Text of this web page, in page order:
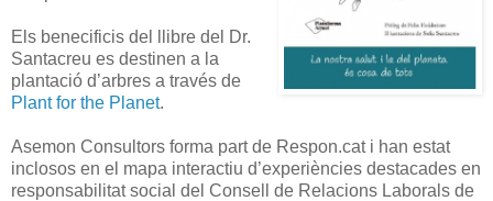
Els benecificis del llibre del Dr.
Santacreu es destinen a la
plantació d’arbres a través de
Plant for the Planet.
Asemon Consultors forma part de Respon.cat i han estat
inclosos en el mapa interactiu d’experiències destacades en
responsabilitat social del Consell de Relacions Laborals de